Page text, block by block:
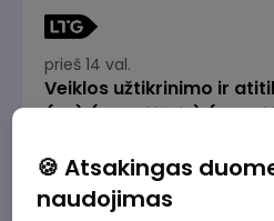
prieš 14 val.
Veiklos užtikrinimo ir
(-ė) (Radviliškis)
2610 - 3910 €/mėn.
🍪 Atsakingas
naudojimas